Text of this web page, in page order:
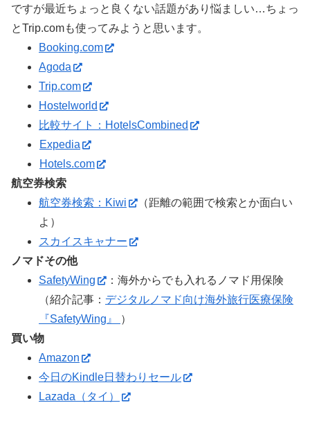
ですが最近ちょっと良くない話題があり悩ましい…ちょっ
とTrip.comも使ってみようと思います。
Booking.com
Agoda
Trip.com
Hostelworld
比較サイト：HotelsCombined
Expedia
Hotels.com
航空券検索
航空券検索：Kiwi
（距離の範囲で検索とか面白い
よ）
スカイスキャナー
ノマドその他
SafetyWing
：海外からでも入れるノマド用保険
（紹介記事： デジタルノマド向け海外旅行医療保険
『SafetyWing』
）
買い物
Amazon
今日のKindle日替わりセール
Lazada（タイ）